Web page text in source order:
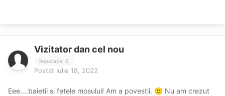
Vizitator dan cel nou
Reputație: 0
Postat Iulie 18, 2022
Eee....baietii si fetele mosului! Am a povestii. 🙂 Nu am crezut